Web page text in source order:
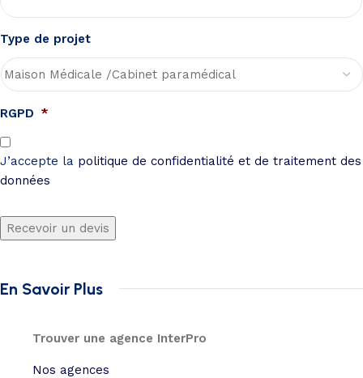
Type de projet
RGPD *
J’accepte la politique de confidentialité et de traitement des
données
Recevoir un devis
En Savoir Plus
Trouver une agence InterPro
Nos agences